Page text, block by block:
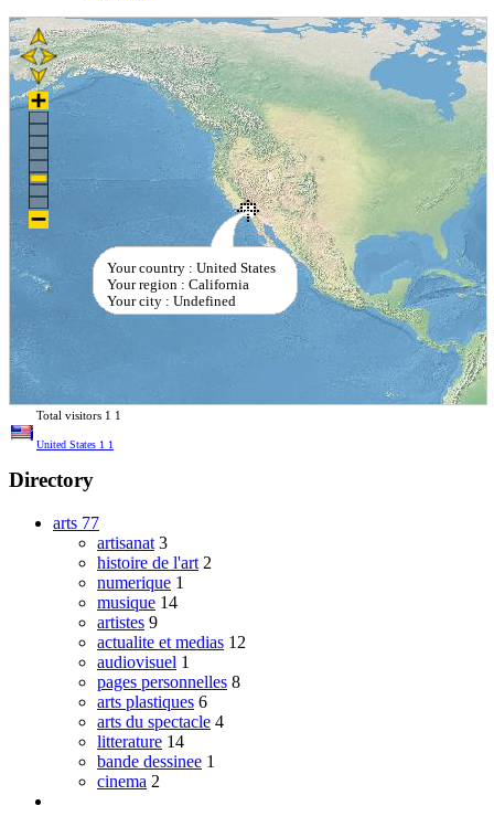
Your country : United States
Your region : California
Your city : Undefined
Total visitors 1 1
United States 1 1
Directory
arts 77
artisanat 3
histoire de l'art 2
numerique 1
musique 14
artistes 9
actualite et medias 12
audiovisuel 1
pages personnelles 8
arts plastiques 6
arts du spectacle 4
litterature 14
bande dessinee 1
cinema 2